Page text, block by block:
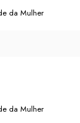
da Mulher
da Mulher